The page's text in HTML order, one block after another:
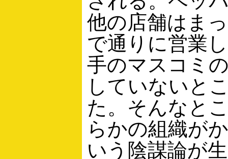
他の店舗はま
で通りに営業
手のマスコミ
していないと
た。そんなと
らかの組織が
いう陰謀論が